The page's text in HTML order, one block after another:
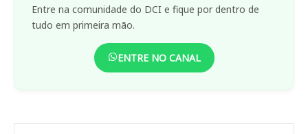
Entre na comunidade do DCI e fique por dentro de
tudo em primeira mão.
ENTRE NO CANAL